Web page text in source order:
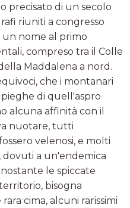
precisato di un secolo
riuniti a congresso
nome al primo
compreso tra il Colle
Maddalena a nord.
che i montanari
di quell'aspro
alcuna affinità con il
nuotare, tutti
velenosi, e molti
dovuti a un'endemica
le spiccate
bisogna
cima, alcuni rarissimi